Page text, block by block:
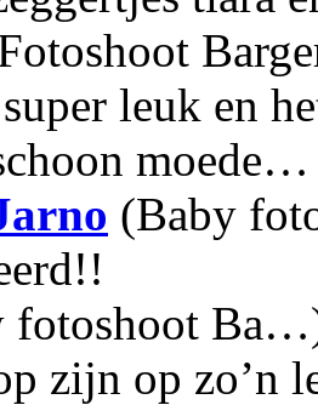
leuk en
moede…
(Baby
fotoshoot
zijn op zo’n